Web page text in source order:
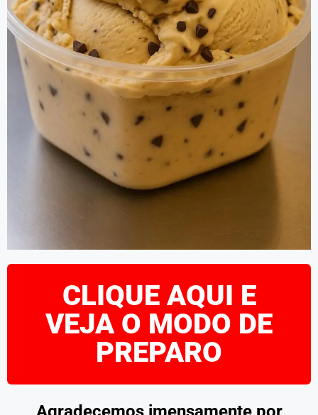
CLIQUE AQUI E
VEJA O MODO DE
PREPARO